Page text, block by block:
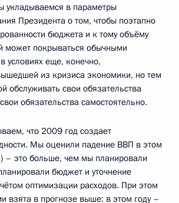
укладываемся в параметры
Президента о том, чтобы поэтапно
бюджета и к тому объёму
может покрываться обычными
условиях еще, конечно,
из кризиса экономики, но тем
обслуживать свои обязательства
обязательства самостоятельно.
что 2009 год создает
Мы оценили падение ВВП в этом
– это больше, чем мы планировали
бюджет и уточнение
оптимизации расходов. При этом
взята в прогнозе выше: в этом году –